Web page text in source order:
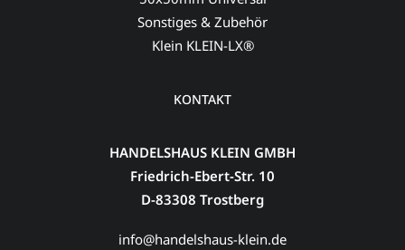
Sonstiges & Zubehör
Klein KLEIN-LX®
KONTAKT
HANDELSHAUS KLEIN GMBH
Friedrich-Ebert-Str. 10
D-83308 Trostberg
info@handelshaus-klein.de